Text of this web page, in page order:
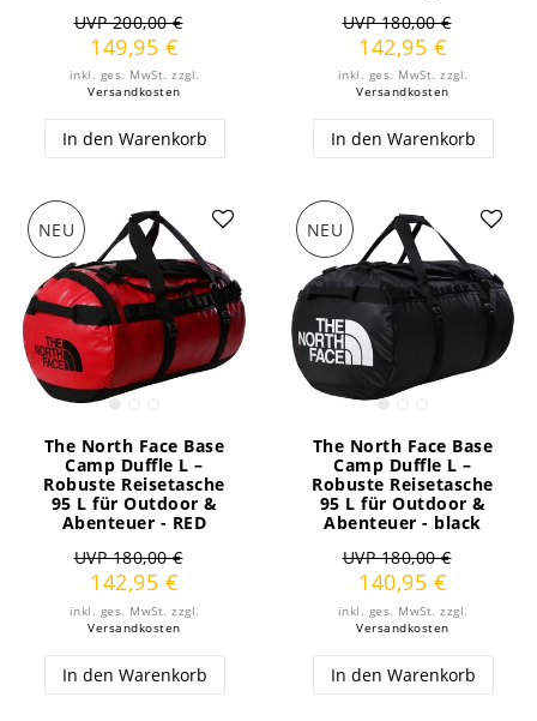
UVP 200,00 €
149,95 €
inkl. ges. MwSt. zzgl.
Versandkosten
In den Warenkorb
UVP 180,00 €
142,95 €
inkl. ges. MwSt. zzgl.
Versandkosten
In den Warenkorb
NEU
The North Face Base
Camp Duffle L –
Robuste Reisetasche
95 L für Outdoor &
Abenteuer - RED
UVP 180,00 €
142,95 €
inkl. ges. MwSt. zzgl.
Versandkosten
In den Warenkorb
NEU
The North Face Base
Camp Duffle L –
Robuste Reisetasche
95 L für Outdoor &
Abenteuer - black
UVP 180,00 €
140,95 €
inkl. ges. MwSt. zzgl.
Versandkosten
In den Warenkorb